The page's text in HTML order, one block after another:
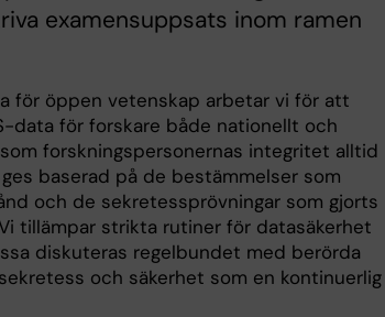
examensuppsats inom ramen
för öppen vetenskap arbetar vi för att
data för forskare både nationellt och
forskningspersonernas integritet alltid
baserad på de bestämmelser som
och de sekretessprövningar som gjorts
tillämpar strikta rutiner för datasäkerhet
diskuteras regelbundet med berörda
och säkerhet som en kontinuerlig